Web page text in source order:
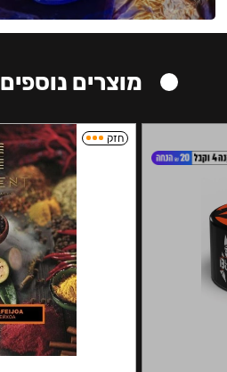
מוצרים נוספים
חזק